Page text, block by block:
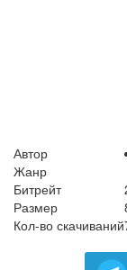
Автор
Жанр
Битрейт
Размер
Кол-во скачиваний